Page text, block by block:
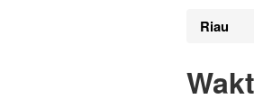
Riau